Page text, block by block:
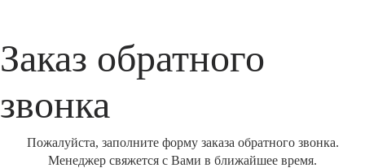
Заказ обратного
звонка
Пожалуйста, заполните форму заказа обратного звонка.
Менеджер свяжется с Вами в ближайшее время.